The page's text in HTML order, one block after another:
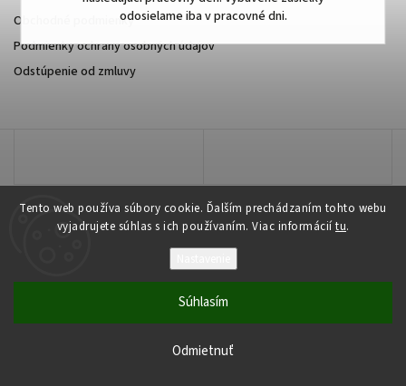
Tento web používa súbory cookie. Ďalším prechádzaním tohto webu
vyjadrujete súhlas s ich používaním. Viac informácií tu.
Odmietnuť
Súhlasím
odosielame iba v pracovné dni.
Obchodné podmienky
Podmienky ochrany osobných údajov
Odstúpenie od zmluvy
Copyright 2026najmobily.sk. Všetky práva vyhradené.
Shoptet| Design